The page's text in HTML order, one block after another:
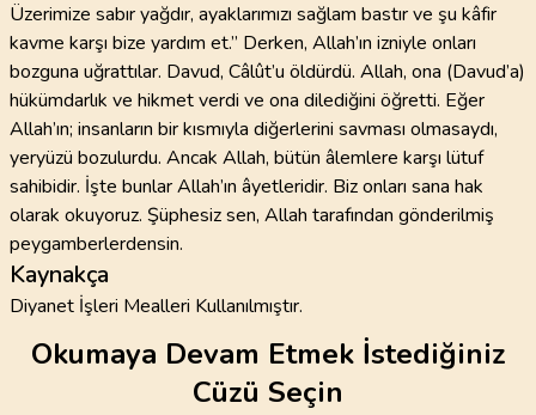
Üzerimize sabır yağdır, ayaklarımızı sağlam bastır ve şu kâfir
kavme karşı bize yardım et.” Derken, Allah’ın izniyle onları
bozguna uğrattılar. Davud, Câlût’u öldürdü. Allah, ona (Davud’a)
hükümdarlık ve hikmet verdi ve ona dilediğini öğretti. Eğer
Allah’ın; insanların bir kısmıyla diğerlerini savması olmasaydı,
yeryüzü bozulurdu. Ancak Allah, bütün âlemlere karşı lütuf
sahibidir. İşte bunlar Allah’ın âyetleridir. Biz onları sana hak
olarak okuyoruz. Şüphesiz sen, Allah tarafından gönderilmiş
peygamberlerdensin.
Kaynakça
Diyanet İşleri Mealleri Kullanılmıştır.
Okumaya Devam Etmek İstediğiniz
Cüzü Seçin